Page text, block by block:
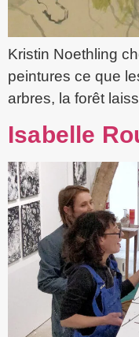
Kristin Noethling
peintures ce que
arbres, la forêt
Isabelle